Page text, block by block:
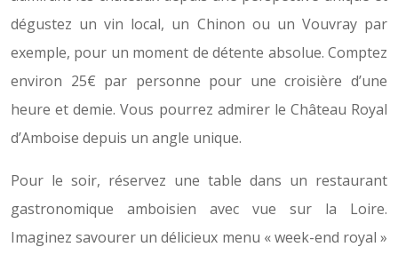
dégustez un vin local, un Chinon ou un Vouvray par
exemple, pour un moment de détente absolue. Comptez
environ 25€ par personne pour une croisière d’une
heure et demie. Vous pourrez admirer le Château Royal
d’Amboise depuis un angle unique.
Pour le soir, réservez une table dans un restaurant
gastronomique amboisien avec vue sur la Loire.
Imaginez savourer un délicieux menu « week-end royal »